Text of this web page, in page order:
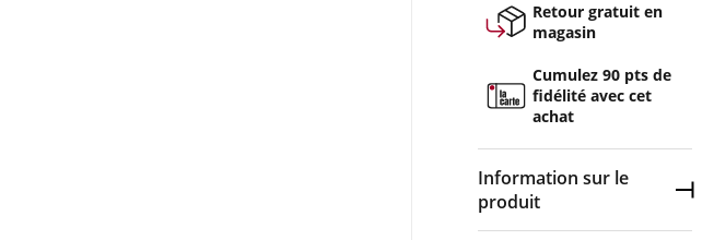
Retour gratuit en
magasin
Cumulez 90 pts de
fidélité avec cet
achat
Information sur le
produit